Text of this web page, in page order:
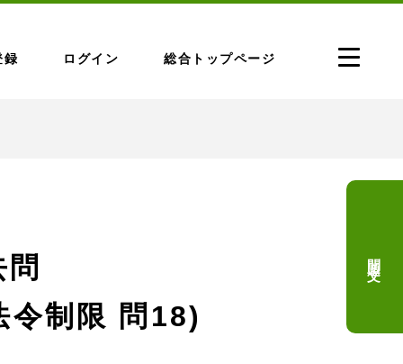
録 ログイン 総合トップページ
令制限 問18)